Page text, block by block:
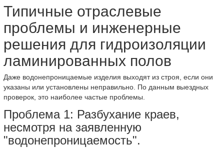
Типичные отраслевые
проблемы и инженерные
решения для гидроизоляции
ламинированных полов
Даже водонепроницаемые изделия выходят из строя, если они
указаны или установлены неправильно. По данным выездных
проверок, это наиболее частые проблемы.
Проблема 1: Разбухание краев,
несмотря на заявленную
"водонепроницаемость".